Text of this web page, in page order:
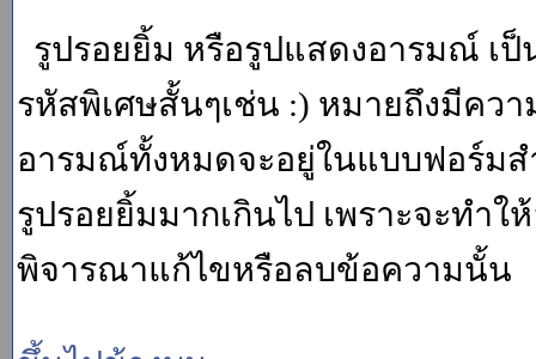
รูปรอยยิ้ม หรือรูปแสดงอารมณ์ เ
รหัสพิเศษสั้นๆเช่น :) หมายถึงมีคว
อารมณ์ทั้งหมดจะอยู่ในแบบฟอร์ม
รูปรอยยิ้มมากเกินไป เพราะจะทำใ
พิจารณาแก้ไขหรือลบข้อความนั้น